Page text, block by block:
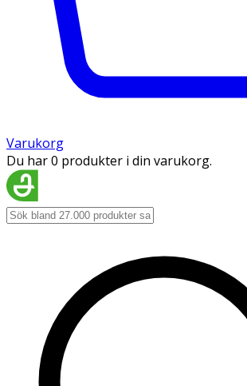
Varukorg
Du har 0 produkter i din varukorg.